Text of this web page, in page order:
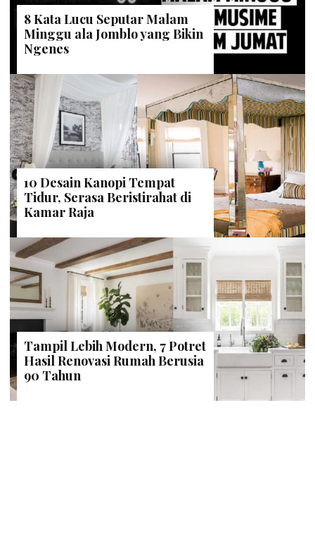
8 Kata Lucu Seputar Malam
Minggu ala Jomblo yang Bikin
Ngenes
10 Desain Kanopi Tempat
Tidur, Serasa Beristirahat di
Kamar Raja
Tampil Lebih Modern, 7 Potret
Hasil Renovasi Rumah Berusia
90 Tahun